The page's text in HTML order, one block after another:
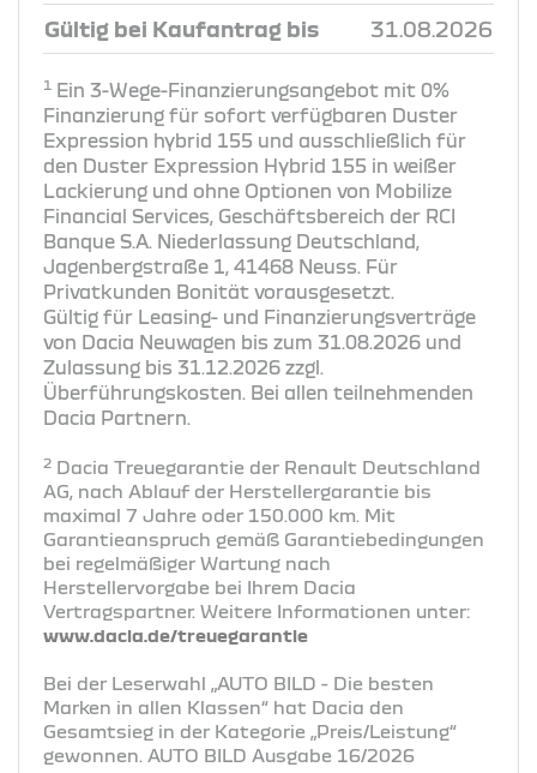
Gültig bei Kaufantrag bis 31.08.2026
1 Ein 3-Wege-Finanzierungsangebot mit 0%
Finanzierung für sofort verfügbaren Duster
Expression hybrid 155 und ausschließlich für
den Duster Expression Hybrid 155 in weißer
Lackierung und ohne Optionen von Mobilize
Financial Services, Geschäftsbereich der RCI
Banque S.A. Niederlassung Deutschland,
Jagenbergstraße 1, 41468 Neuss. Für
Privatkunden Bonität vorausgesetzt.
Gültig für Leasing- und Finanzierungsverträge
von Dacia Neuwagen bis zum 31.08.2026 und
Zulassung bis 31.12.2026 zzgl.
Überführungskosten. Bei allen teilnehmenden
Dacia Partnern.
2 Dacia Treuegarantie der Renault Deutschland
AG, nach Ablauf der Herstellergarantie bis
maximal 7 Jahre oder 150.000 km. Mit
Garantieanspruch gemäß Garantiebedingungen
bei regelmäßiger Wartung nach
Herstellervorgabe bei Ihrem Dacia
Vertragspartner. Weitere Informationen unter:
www.dacia.de/treuegarantie
Bei der Leserwahl „AUTO BILD - Die besten
Marken in allen Klassen“ hat Dacia den
Gesamtsieg in der Kategorie „Preis/Leistung“
gewonnen. AUTO BILD Ausgabe 16/2026